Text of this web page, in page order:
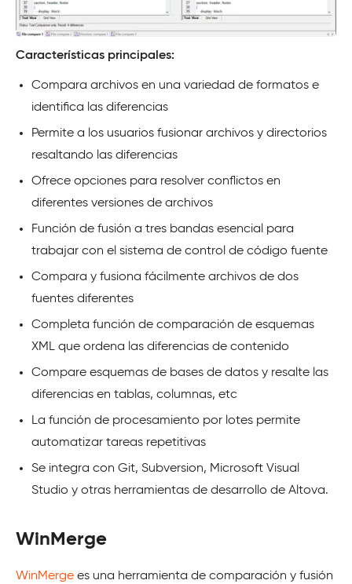
Características principales:
Compara archivos en una variedad de formatos e
identifica las diferencias
Permite a los usuarios fusionar archivos y directorios
resaltando las diferencias
Ofrece opciones para resolver conflictos en
diferentes versiones de archivos
Función de fusión a tres bandas esencial para
trabajar con el sistema de control de código fuente
Compara y fusiona fácilmente archivos de dos
fuentes diferentes
Completa función de comparación de esquemas
XML que ordena las diferencias de contenido
Compare esquemas de bases de datos y resalte las
diferencias en tablas, columnas, etc
La función de procesamiento por lotes permite
automatizar tareas repetitivas
Se integra con Git, Subversion, Microsoft Visual
Studio y otras herramientas de desarrollo de Altova.
WinMerge
WinMerge es una herramienta de comparación y fusión